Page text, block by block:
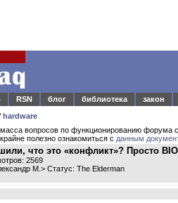
RSN блог библиотека закон
hardware
вопросов по функционированию форума
полезно ознакомиться с данным
что это «конфликт»? Просто
2569
М.> Статус: The Elderman